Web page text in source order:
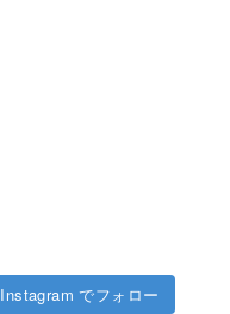
Instagram でフォロー